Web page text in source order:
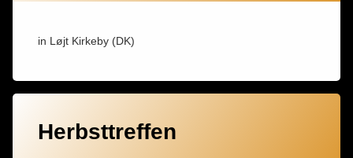
in Løjt Kirkeby (DK)
Herbsttreffen